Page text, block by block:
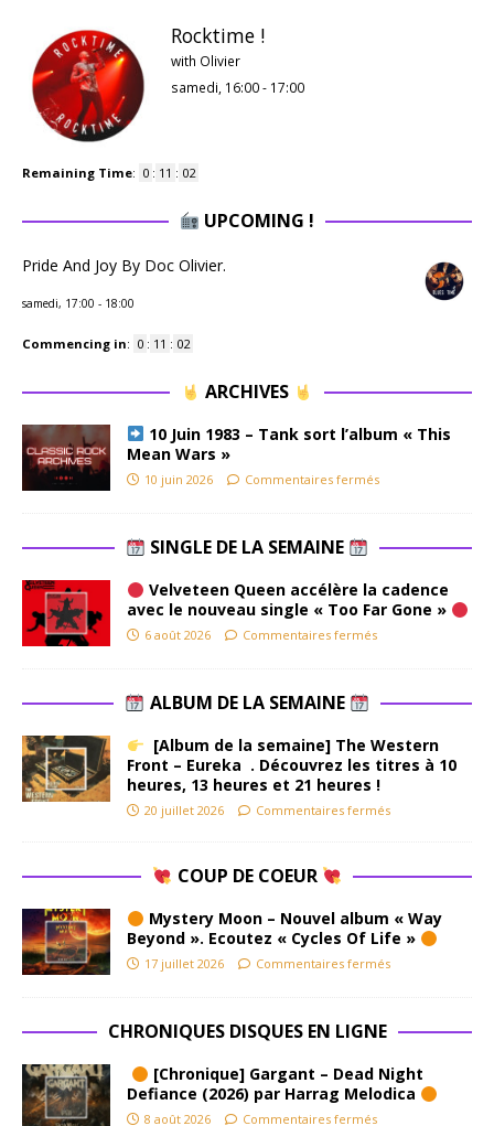
Rocktime !
with Olivier
samedi, 16:00- 17:00
Remaining Time: 0 : 11 : 02
UPCOMING !
Pride And Joy By Doc Olivier.
samedi, 17:00 - 18:00
Commencing in: 0 : 11 : 02
ARCHIVES
10 Juin 1983 – Tank sort l’album « This
Mean Wars »
10 juin 2026 Commentaires fermés
SINGLE DE LA SEMAINE
Velveteen Queen accélère la cadence
avec le nouveau single « Too Far Gone »
6 août 2026 Commentaires fermés
ALBUM DE LA SEMAINE
[Album de la semaine] The Western
Front – Eureka . Découvrez les titres à 10
heures, 13 heures et 21 heures !
20 juillet 2026 Commentaires fermés
COUP DE COEUR
Mystery Moon – Nouvel album « Way
Beyond ». Ecoutez « Cycles Of Life »
17 juillet 2026 Commentaires fermés
CHRONIQUES DISQUES EN LIGNE
[Chronique] Gargant – Dead Night
Defiance (2026) par Harrag Melodica
8 août 2026 Commentaires fermés